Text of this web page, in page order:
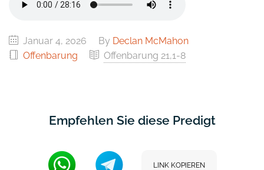
Januar 4, 2026 By Declan McMahon
Offenbarung
Offenbarung 21,1-8
Empfehlen Sie diese Predigt
LINK KOPIEREN